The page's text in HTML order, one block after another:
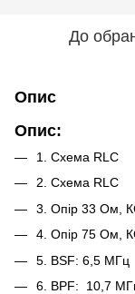
До
Опис
Опис:
1. Схема RLC
2. Схема RLC
3. Опір 33 Ом,
4. Опір 75 Ом,
5. BSF: 6,5 МГц
6. BPF: 10,7